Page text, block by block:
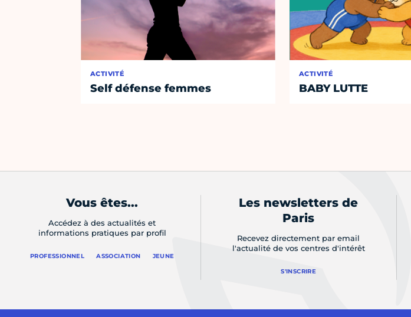
ACTIVITÉ
Self défense femmes
ACTIVITÉ
BABY LUTTE
Vous êtes...
Accédez à des actualités et
informations pratiques par profil
PROFESSIONNEL ASSOCIATION JEUNE
Les newsletters de
Paris
Recevez directement par email
l'actualité de vos centres d'intérêt
S'INSCRIRE